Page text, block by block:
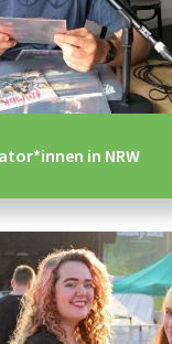
in NRW